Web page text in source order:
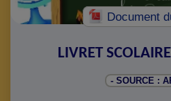
Document
LIVRET
- SOURCE :